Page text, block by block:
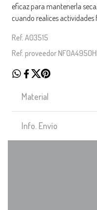
eficaz para mantenerla
cuando realices actividades
Ref. A03515
Ref. proveedor
Material
Info. Envío